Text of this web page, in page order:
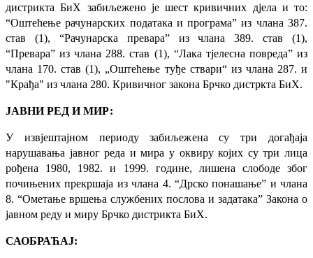
дистрикта БиХ забиљежено је шест кривичних дјела и то:
“Оштећење рачунарских података и програма” из члана 387.
став (1), “Рачунарска превара” из члана 389. став (1),
“Превара” из члана 288. став (1), “Лака тјелесна повреда” из
члана 170. став (1), „Оштећење туђе ствари“ из члана 287. и
"Крађа" из члана 280. Кривичног закона Брчко дистркта БиХ.
ЈАВНИ РЕД И МИР:
У извјештајном периоду забиљежена су три догађаја
нарушавања јавног реда и мира у оквиру којих су три лица
рођена 1980, 1982. и 1999. године, лишена слободе због
почињених прекршаја из члана 4. “Дрско понашање” и члана
8. “Ометање вршења службених послова и задатака” Закона о
јавном реду и миру Брчко дистрикта БиХ.
САОБРАЋАЈ: